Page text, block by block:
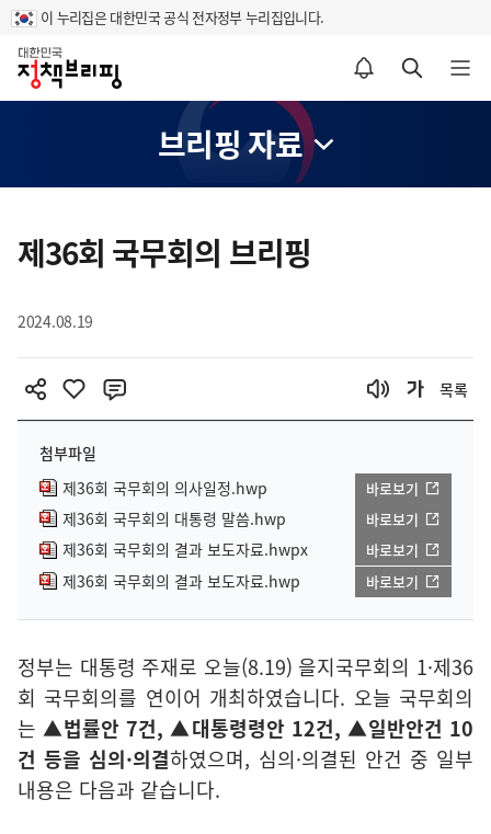
이 누리집은 대한민국 공식 전자정부 누리집입니다.
홈
알림설정 바로가기 검색 바로가기 메뉴 열기
브리핑 자료
텐
츠
역
제36회 국무회의 브리핑
2024.08.19
목록
첨부파일
제36회 국무회의 의사일정.hwp
바로보기
제36회 국무회의 대통령 말씀.hwp 바로보기
제36회 국무회의 결과 보도자료.hwpx 바로보기
제36회 국무회의 결과 보도자료.hwp 바로보기
정부는 대통령 주재로 오늘(8.19) 을지국무회의 1·제36
회 국무회의를 연이어 개최하였습니다. 오늘 국무회의
는▲법률안 7건, ▲대통령령안 12건, ▲일반안건 10
건 등을 심의·의결하였으며, 심의·의결된 안건 중 일부
내용은 다음과 같습니다.